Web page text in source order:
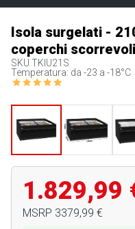
Isola surgelati -
coperchi
SKU TKIU21S
Temperatura: da -23 a -18°C
1.829,99
MSRP 3379,99 €